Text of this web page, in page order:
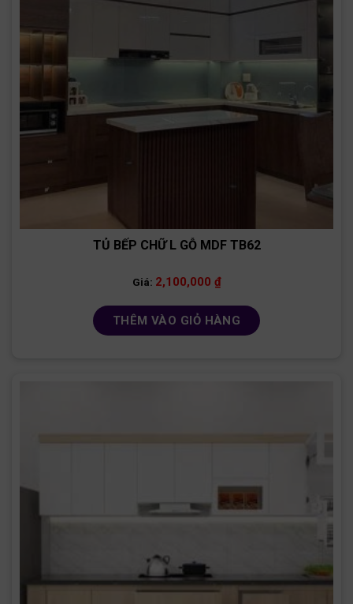
TỦ BẾP CHỮ L GỖ MDF TB62
Giá: 2,100,000 ₫
THÊM VÀO GIỎ HÀNG